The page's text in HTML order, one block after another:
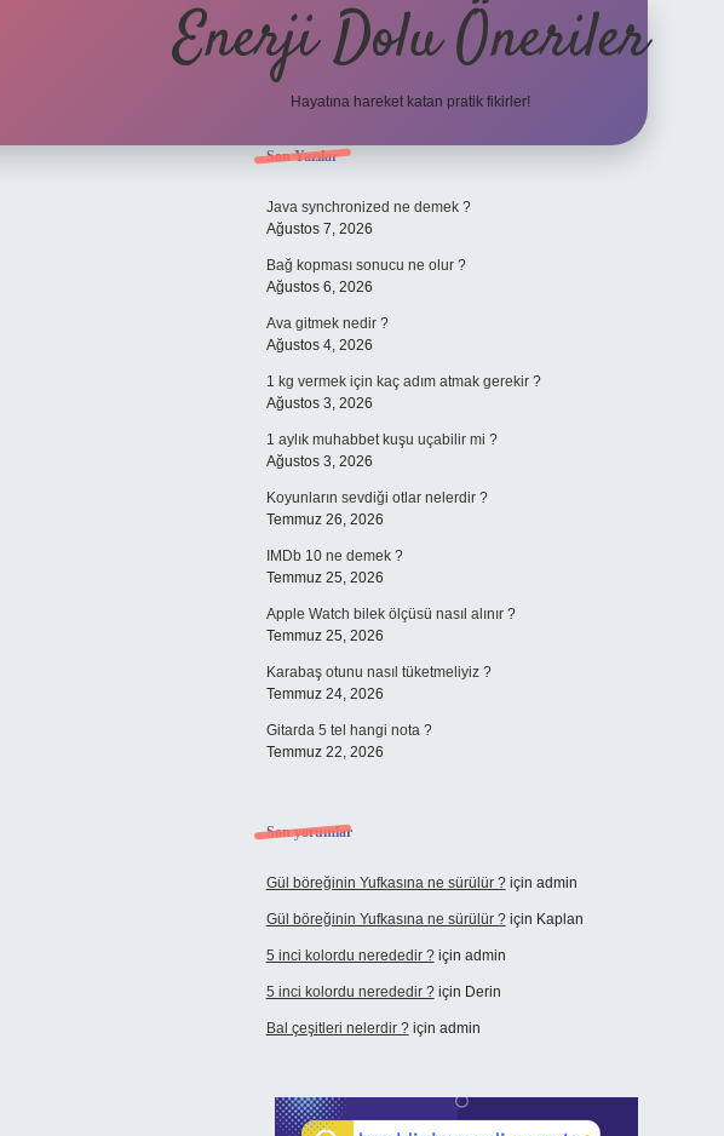
Enerji Dolu Öneriler
Hayatına hareket katan pratik fikirler!
Sidebar
Son Yazılar
Java synchronized ne demek ?
Ağustos 7, 2026
Bağ kopması sonucu ne olur ?
Ağustos 6, 2026
Ava gitmek nedir ?
Ağustos 4, 2026
1 kg vermek için kaç adım atmak gerekir ?
Ağustos 3, 2026
1 aylık muhabbet kuşu uçabilir mi ?
Ağustos 3, 2026
Koyunların sevdiği otlar nelerdir ?
Temmuz 26, 2026
IMDb 10 ne demek ?
Temmuz 25, 2026
Apple Watch bilek ölçüsü nasıl alınır ?
Temmuz 25, 2026
Karabaş otunu nasıl tüketmeliyiz ?
Temmuz 24, 2026
Gitarda 5 tel hangi nota ?
Temmuz 22, 2026
Son yorumlar
Gül böreğinin Yufkasına ne sürülür ?için admin
Gül böreğinin Yufkasına ne sürülür ?için Kaplan
5 inci kolordu nerededir ?için admin
5 inci kolordu nerededir ?için Derin
Bal çeşitleri nelerdir ?için admin